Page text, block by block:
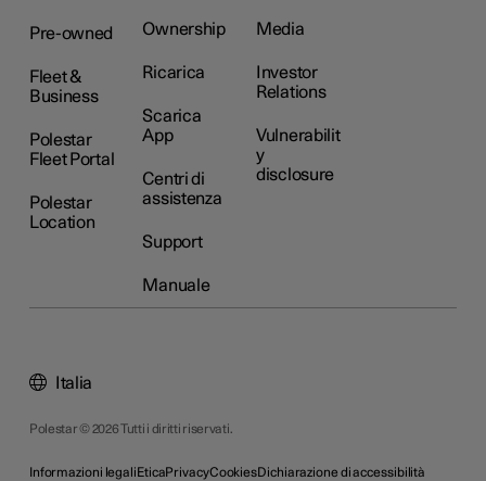
Pre-owned
Fleet &
Business
Polestar
Fleet Portal
Polestar
Location
Ownership
Ricarica
Scarica
App
Centri di
assistenza
Support
Manuale
Media
Investor
Relations
Vulnerabilit
y
disclosure
Polestar © 2026 Tutti i diritti riservati.
Informazioni legaliEticaPrivacyCookiesDichiarazione di accessibilità
Italia